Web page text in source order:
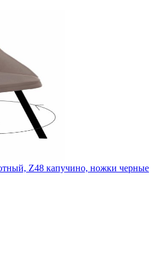
Z48 капучино, ножки черные